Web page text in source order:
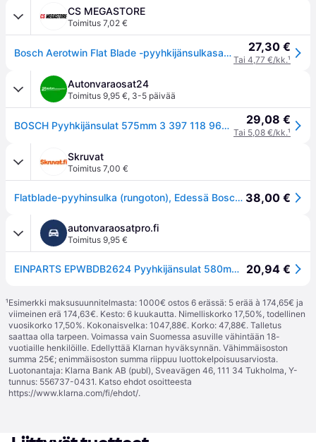
CS MEGASTORE
Toimitus 7,02 €
Bosch Aerotwin Flat Blade -pyyhkijänsulkasarja A967S 27,30 €
Tai 4,77 €/kk.¹
Autonvaraosat24
Toimitus 9,95 €, 3-5 päivää
BOSCH Pyyhkijänsulat 575mm 3 397 118 967 Tuulilasinpyyhkimet,Pyyhkijät MERCEDES-BENZ,A-Klasse (W169),B-Klasse (W245),VANEO (414) 29,08 €
Tai 5,08 €/kk.¹
Skruvat
Toimitus 7,00 €
Flatblade-pyyhinsulka (rungoton), Edessä Bosch 3 397 118 967 - mercedes-benz - OE A 169 820 01 45, A 169 820 02 45, A 414 820 01 45 38,00 €
autonvaraosatpro.fi
Toimitus 9,95 €
EINPARTS EPWBDB2624 Pyyhkijänsulat 580mm, Flatblade-pyyhinsulka (rungoton), Sarja 20,94 €
¹Esimerkki maksusuunnitelmasta: 1000€ ostos 6 erässä: 5 erää à 174,65€ ja
viimeinen erä 174,63€. Kesto: 6 kuukautta. Nimelliskorko 17,50%, todellinen
vuosikorko 17,50%. Kokonaisvelka: 1047,88€. Korko: 47,88€. Talletus
saattaa olla tarpeen. Voimassa vain Suomessa asuville vähintään 18-
vuotiaille henkilöille. Edellyttää Klarnan hyväksynnän. Vähimmäisoston
summa 25€; enimmäisoston summa riippuu luottokelpoisuusarviosta.
Luotonantaja: Klarna Bank AB (publ), Sveavägen 46, 111 34 Tukholma, Y-
tunnus: 556737-0431. Katso ehdot osoitteesta
https://www.klarna.com/fi/ehdot/.